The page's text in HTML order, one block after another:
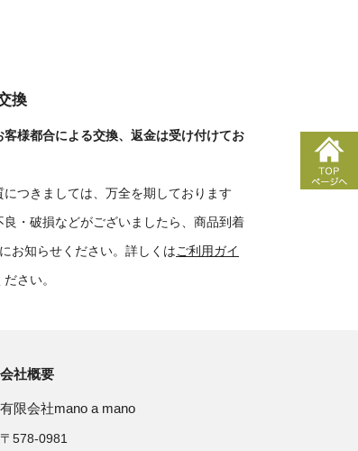
換
客様都合による交換、返金は受け付けてお
につきましては、万全を期しております
良・破損などがございましたら、商品到着
お知らせください。詳しくはご利用ガイ
さい。
会社概要
有限会社mano a mano
〒578-0981